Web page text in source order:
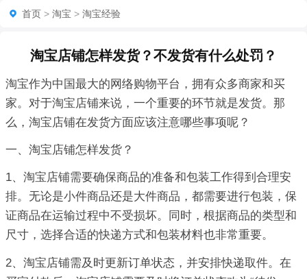
首页 > 淘宝 > 淘宝经验
淘宝店铺怎样发货？不发货有什么处罚？
淘宝作为中国最大的网络购物平台，拥有众多商家和买
家。对于淘宝店铺来说，一个重要的环节就是发货。那
么，淘宝店铺在发货方面应该注意哪些事项呢？
一、淘宝店铺怎样发货？
1、淘宝店铺需要确保商品的准备和包装工作得到合理安
排。无论是小件商品还是大件商品，都需要进行包装，保
证商品在运输过程中不受损坏。同时，根据商品的类型和
尺寸，选择合适的快递方式和包装材料也非常重要。
2、淘宝店铺需及时更新订单状态，并安排快递取件。在